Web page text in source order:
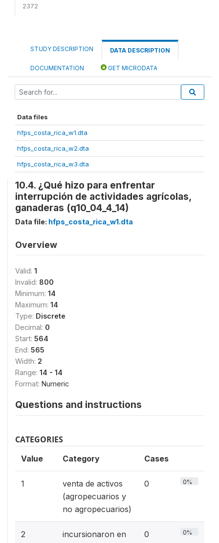
2372
STUDY DESCRIPTION DATA DESCRIPTION
DOCUMENTATION GET MICRODATA
Data files
hfps_costa_rica_w1.dta
hfps_costa_rica_w2.dta
hfps_costa_rica_w3.dta
10.4. ¿Qué hizo para enfrentar
interrupción de actividades agrícolas,
ganaderas (q10_04_4_14)
Data file: hfps_costa_rica_w1.dta
Overview
Valid: 1
Invalid: 800
Minimum: 14
Maximum: 14
Type: Discrete
Decimal: 0
Start: 564
End: 565
Width: 2
Range: 14 - 14
Format: Numeric
Questions and instructions
CATEGORIES
Value Category Cases
1
venta de activos
(agropecuarios y
no agropecuarios)
0 0%
2
incursionaron en
0 0%